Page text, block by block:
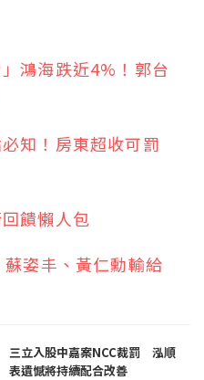
鴻海跌近4%！郭台
知！房東超收可罰
饋懶人包
姿丰、黃仁勳輸給
三立入股中嘉案NCC裁罰 泓順
表遺憾將持續配合改善